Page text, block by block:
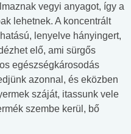
vegyi anyagot, így a
lehetnek. A koncentrált
lenyelve hányingert,
elő, ami sürgős
egészségkárosodás
azonnal, és eközben
száját, itassunk vele
szembe kerül, bő